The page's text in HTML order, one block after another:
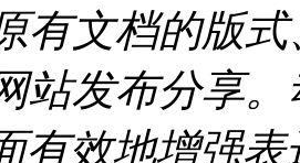
有文档的版
站发布分享
有效地增强